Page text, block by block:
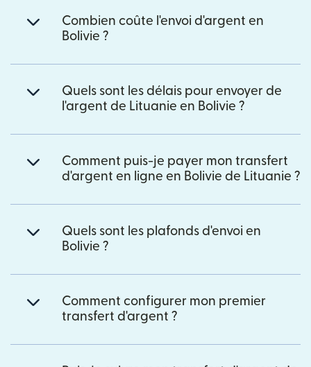
Combien coûte l'envoi d'argent en
Bolivie ?
Quels sont les délais pour envoyer de
l'argent de Lituanie en Bolivie ?
Comment puis-je payer mon transfert
d'argent en ligne en Bolivie de Lituanie ?
Quels sont les plafonds d'envoi en
Bolivie ?
Comment configurer mon premier
transfert d'argent ?